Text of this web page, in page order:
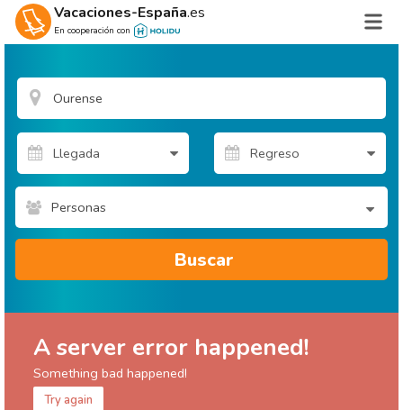
Vacaciones-España.es
En cooperación con
Personas
Buscar
A server error happened!
Something bad happened!
Try again